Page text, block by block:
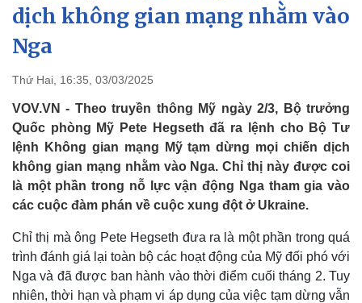
Đảng
Tổ chức nhân sự
Quốc hội
Nhận diện sự thật
Dự báo thời tiết
dịch không gian mạng nhằm vào
Nga
Thứ Hai, 16:35, 03/03/2025
VOV.VN - Theo truyền thông Mỹ ngày 2/3, Bộ trưởng
Quốc phòng Mỹ Pete Hegseth đã ra lệnh cho Bộ Tư
lệnh Không gian mạng Mỹ tạm dừng mọi chiến dịch
không gian mạng nhằm vào Nga. Chỉ thị này được coi
là một phần trong nỗ lực vận động Nga tham gia vào
các cuộc đàm phán về cuộc xung đột ở Ukraine.
Chỉ thị mà ông Pete Hegseth đưa ra là một phần trong quá
trình đánh giá lại toàn bộ các hoạt động của Mỹ đối phó với
Nga và đã được ban hành vào thời điểm cuối tháng 2. Tuy
nhiên, thời hạn và phạm vi áp dụng của việc tạm dừng vẫn